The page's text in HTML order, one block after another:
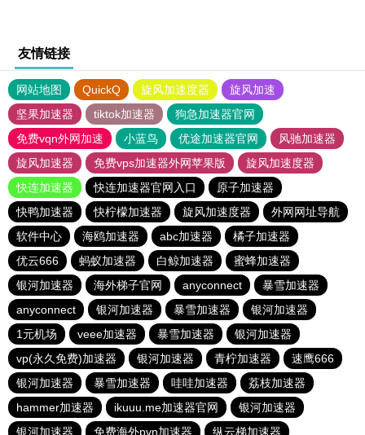
友情链接
网站地图 QuickQ 旋风加速度器
旋风加速
坚果加速器
tiktok加速器
狗急加速器官网
免费vqn外网加速
小蓝鸟 优途加速器官网
风驰加速器
旋风加速器
免费vps加速器外网苹果版
旋风加速度器
快连加速器
快连加速器官网入口
原子加速器
快鸭加速器
快柠檬加速器 旋风加速度器
外网网址导航
软件中心
海鸥加速器 abc加速器
橘子加速器
优云666
蚂蚁加速器 白鲸加速器
蜜蜂加速器
银河加速器
海外梯子官网 anyconnect
暴雪加速器
anyconnect
银河加速器 暴雪加速器
银河加速器
1元机场
veee加速器 暴雪加速器
银河加速器
vp(永久免费)加速器
银河加速器 青柠加速器
速鹰666
银河加速器
暴雪加速器 哇哇加速器
荔枝加速器
hammer加速器
ikuuu.me加速器官网
银河加速器
银河加速器
免费海外pvn加速器 纵云梯加速器